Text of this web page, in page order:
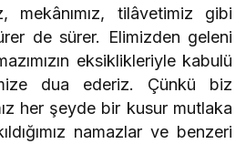
mekânımız, tilâvetimiz gibi
de sürer. Elimizden geleni
eksiklikleriyle kabulü
dua ederiz. Çünkü biz
her şeyde bir kusur mutlaka
namazlar ve benzeri